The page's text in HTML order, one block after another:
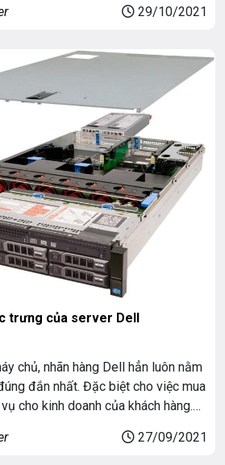
29/10/2021
trưng của server Dell
chủ, nhãn hàng Dell hẳn luôn nằm
đắn nhất. Đặc biệt cho việc mua
cho kinh doanh của khách hàng.
R720.
27/09/2021